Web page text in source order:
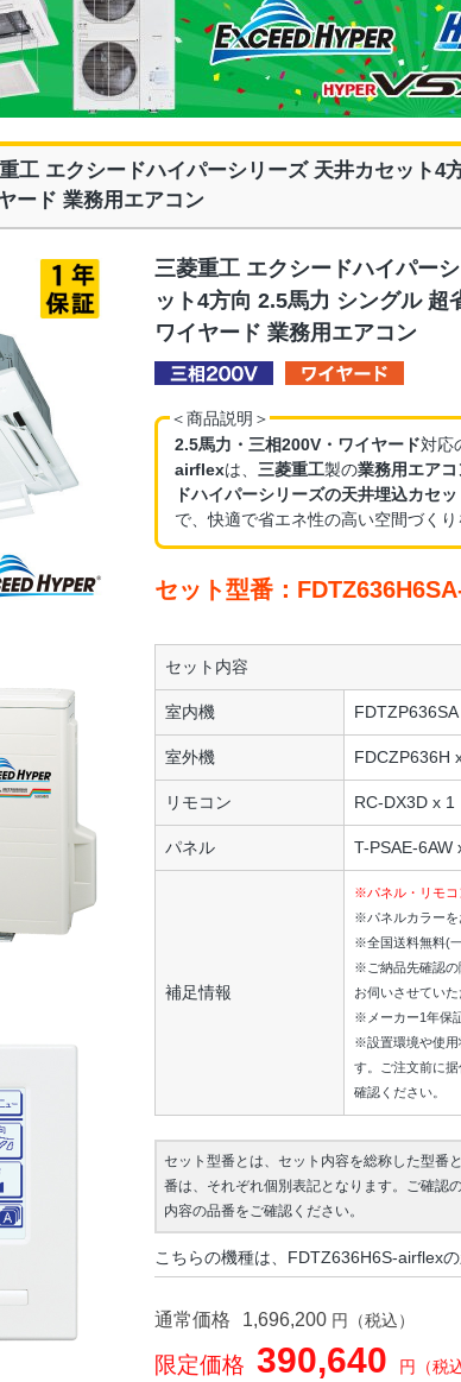
工 エクシードハイパーシリーズ 天井カセット4
ード 業務用エアコン
三菱重工 エクシードハイパー
ット4方向 2.5馬力 シングル 超
ワイヤード 業務用エアコン
＜商品説明＞
2.5馬力・三相200V・ワイヤード対応
airflexは、 三菱重工製の業務用エアコ
ドハイパーシリーズの天井埋込カセ
で、快適で省エネ性の高い空間づくり
セット型番：
セット内容
室内機
室外機 FDCZP636H
リモコン RC-DX3D x 1
パネル T-PSAE-6AW
補足情報
※パネル・リモコ
※パネルカラーを
※全国送料無料(
※ご納品先確認の
お伺いさせてい
※メーカー1年保
※設置環境や使用
す。ご注文前に
確認ください。
セット型番とは、セット内容を総称した型番
番は、それぞれ個別表記となります。ご確認
内容の品番をご確認ください。
こちらの機種は、FDTZ636H6S-airflexの
通常価格 1,696,200 円（税込）
限定価格 390,640 円（税